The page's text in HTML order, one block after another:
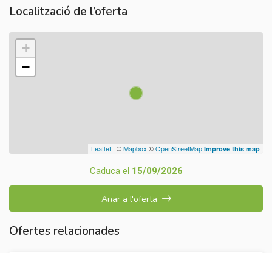
Localització de l’oferta
+
−
Leaflet | ©Mapbox ©OpenStreetMap Improve this map
Caduca el 15/09/2026
Anar a l'oferta
Ofertes relacionades